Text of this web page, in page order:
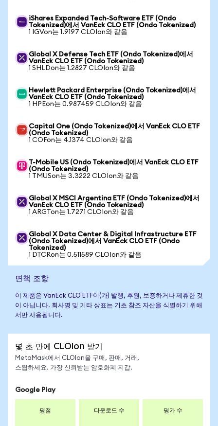
iShares Expanded Tech-Software ETF (Ondo
Tokenized)에서 VanEck CLO ETF (Ondo Tokenized)
1 IGVon는 1.9197 CLOIon와 같음
Global X Defense Tech ETF (Ondo Tokenized)에서
VanEck CLO ETF (Ondo Tokenized)
1 SHLDon는 1.2827 CLOIon와 같음
Hewlett Packard Enterprise (Ondo Tokenized)에서
VanEck CLO ETF (Ondo Tokenized)
1 HPEon는 0.987459 CLOIon와 같음
Capital One (Ondo Tokenized)에서 VanEck CLO ETF
(Ondo Tokenized)
1 COFon는 4.1374 CLOIon와 같음
T-Mobile US (Ondo Tokenized)에서 VanEck CLO ETF
(Ondo Tokenized)
1 TMUSon는 3.3222 CLOIon와 같음
Global X MSCI Argentina ETF (Ondo Tokenized)에서
VanEck CLO ETF (Ondo Tokenized)
1 ARGTon는 1.7271 CLOIon와 같음
Global X Data Center & Digital Infrastructure ETF
(Ondo Tokenized)에서 VanEck CLO ETF (Ondo
Tokenized)
1 DTCRon는 0.511589 CLOIon와 같음
면책 조항
이 제품은 VanEck CLO ETF이(가) 발행, 후원, 보증하거나 제휴한 것
이 아닙니다. 회사명 및 기타 상표는 기초 참조 자산을 식별하기 위해
서만 사용됩니다.
몇 초 만에 CLOIon 받기
MetaMask에서 CLOIon을 구매, 판매, 거래,
스왑하세요. 가장 신뢰받는 암호화폐 지갑.
Google Play
평점 다운로드 수 평가 수